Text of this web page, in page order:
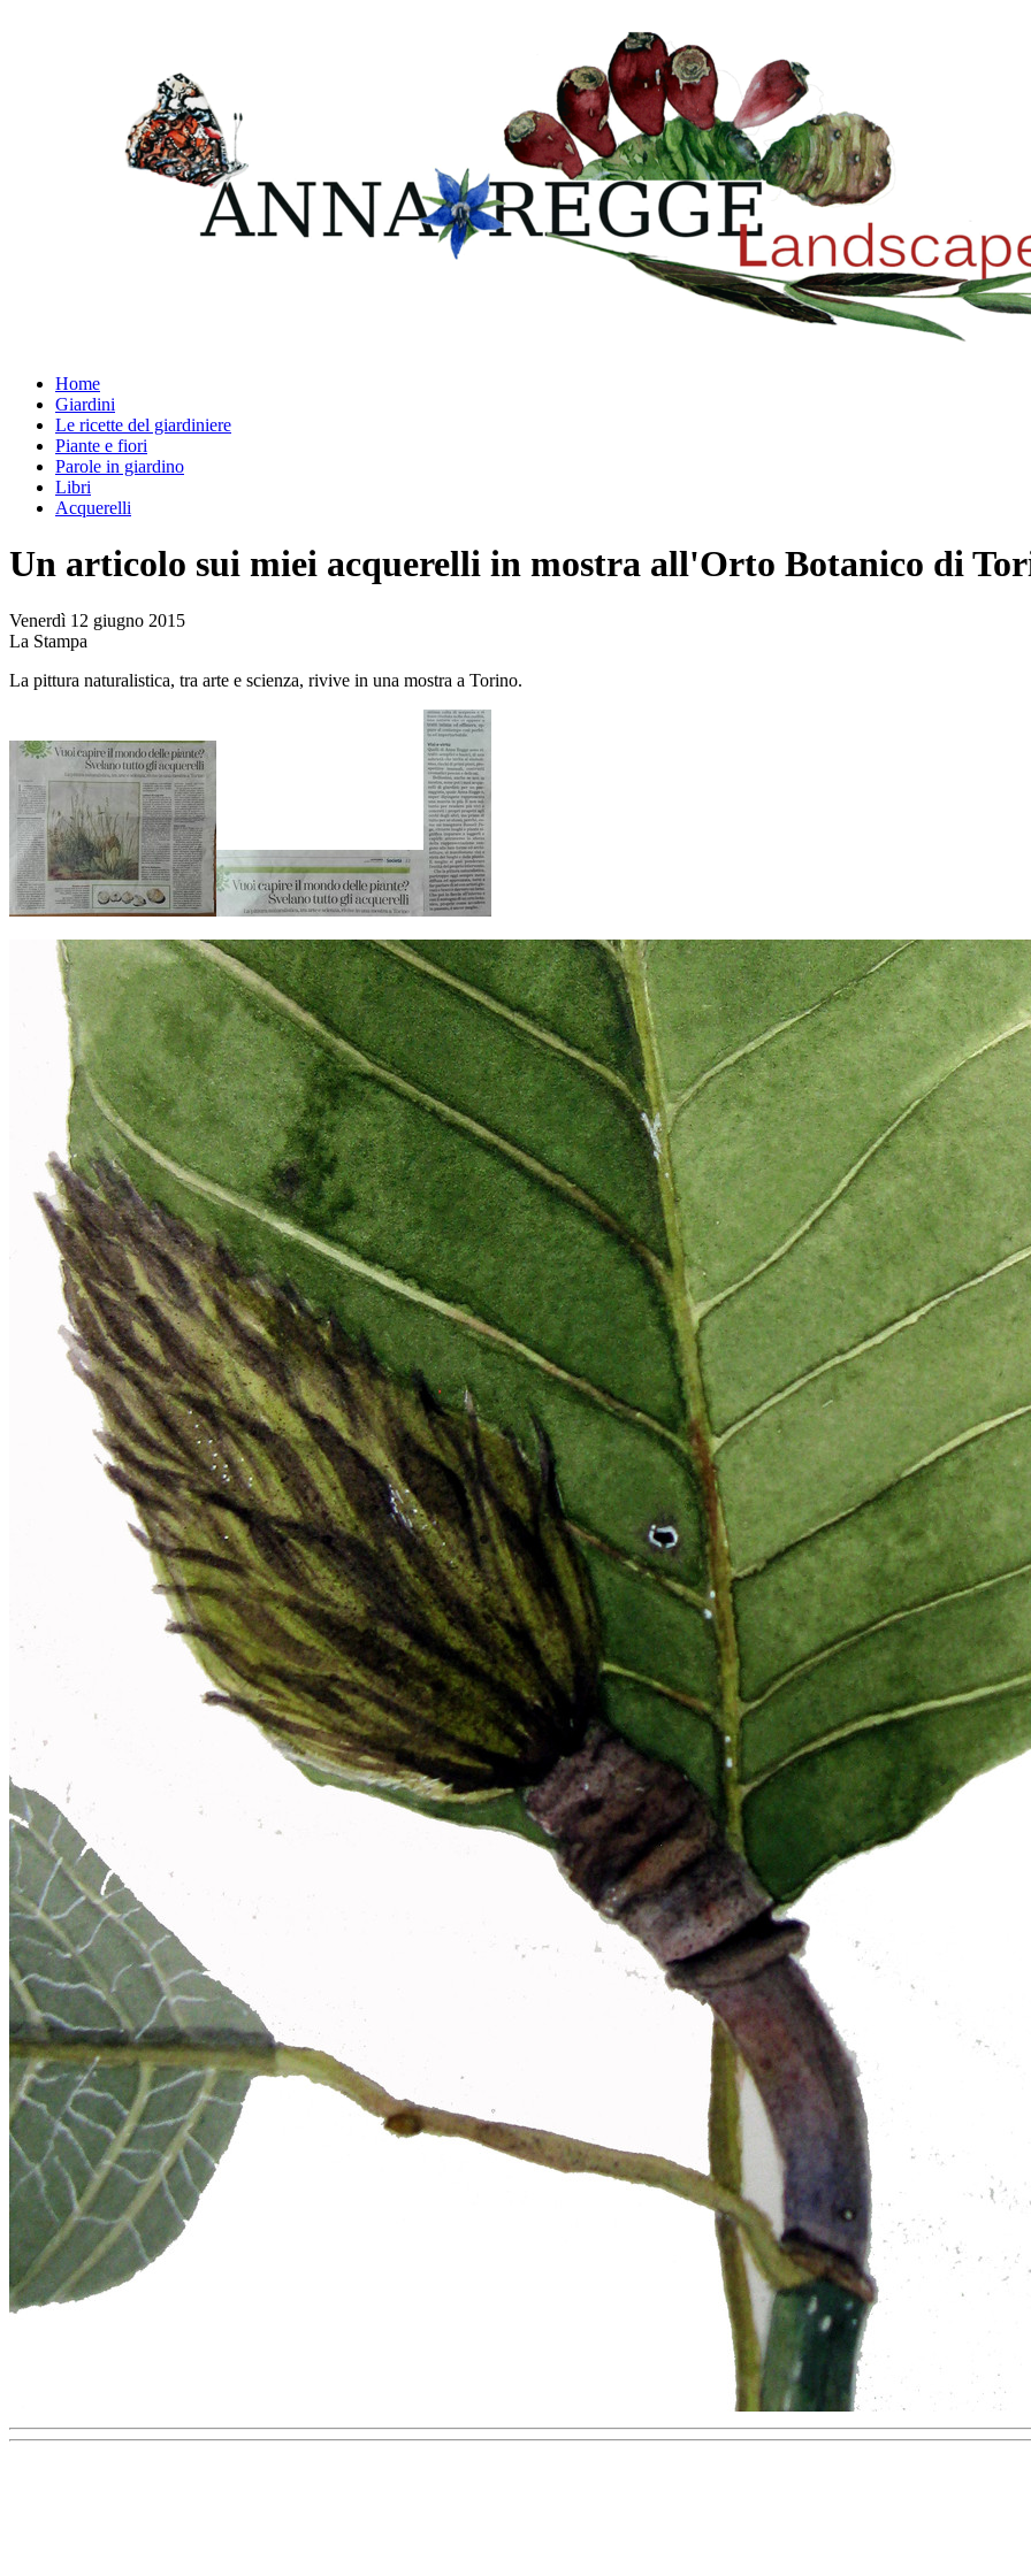
Home
Giardini
Le ricette del giardiniere
Piante e fiori
Parole in giardino
Libri
Acquerelli
Un articolo sui miei acquerelli in mostra all'Orto Botanico di
Venerdì 12 giugno 2015
La Stampa
La pittura naturalistica, tra arte e scienza, rivive in una mostra a Torino.